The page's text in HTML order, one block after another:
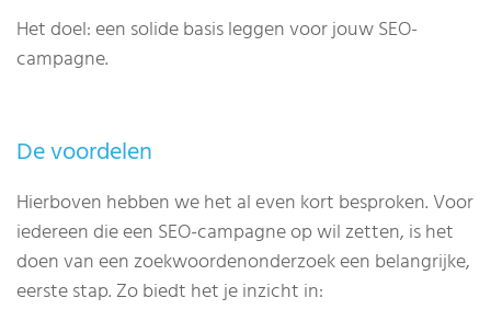
Het doel: een solide basis leggen voor jouw SEO-
campagne.
De voordelen
Hierboven hebben we het al even kort besproken. Voor
iedereen die een SEO-campagne op wil zetten, is het
doen van een zoekwoordenonderzoek een belangrijke,
eerste stap. Zo biedt het je inzicht in: